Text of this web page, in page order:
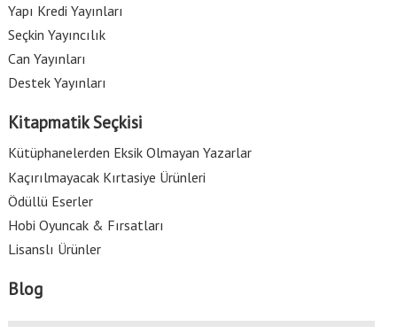
Yapı Kredi Yayınları
Seçkin Yayıncılık
Can Yayınları
Destek Yayınları
Kitapmatik Seçkisi
Kütüphanelerden Eksik Olmayan Yazarlar
Kaçırılmayacak Kırtasiye Ürünleri
Ödüllü Eserler
Hobi Oyuncak & Fırsatları
Lisanslı Ürünler
Blog